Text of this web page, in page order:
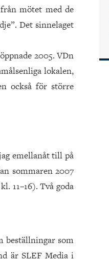
mötet med de
Det sinnelaget
2005. VDn
lokalen,
också för större
emellanåt till på
sommaren 2007
11–16). Två goda
beställningar som
är SLEF Media i